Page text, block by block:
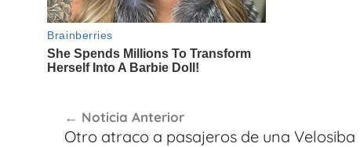
de
Noticia Anterior
Otro atraco a pasajeros de una Velosiba